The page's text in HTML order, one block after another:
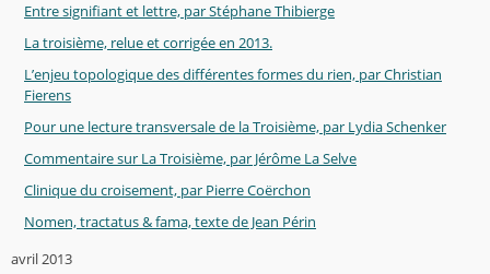
Entre signifiant et lettre, par Stéphane Thibierge
La troisième, relue et corrigée en 2013.
L’enjeu topologique des différentes formes du rien, par Christian
Fierens
Pour une lecture transversale de la Troisième, par Lydia Schenker
Commentaire sur La Troisième, par Jérôme La Selve
Clinique du croisement, par Pierre Coërchon
Nomen, tractatus & fama, texte de Jean Périn
avril 2013